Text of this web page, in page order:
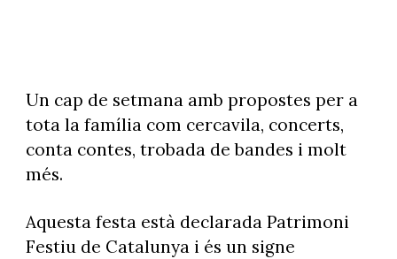
Un cap de setmana amb propostes per a
tota la família com cercavila, concerts,
conta contes, trobada de bandes i molt
més.
Aquesta festa està declarada Patrimoni
Festiu de Catalunya i és un signe